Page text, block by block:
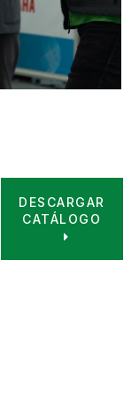
DESCARGAR
CATÁLOGO